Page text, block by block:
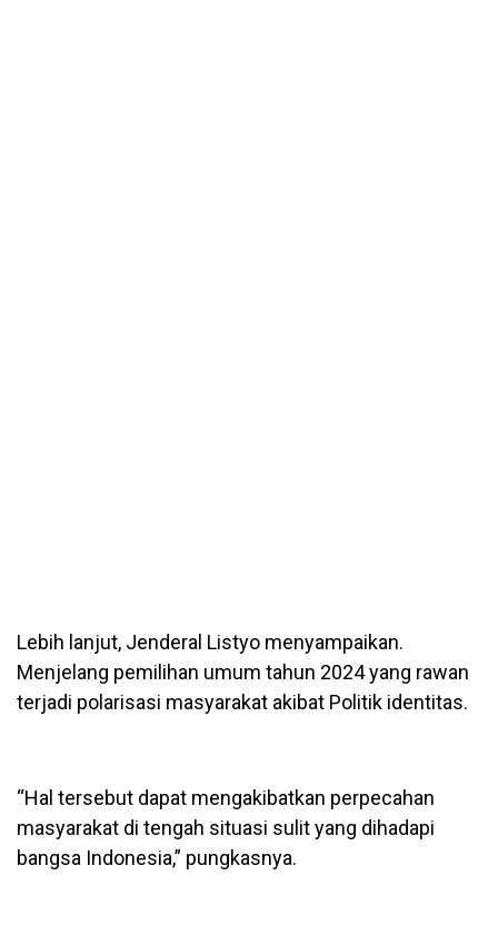
Lebih lanjut, Jenderal Listyo menyampaikan.
Menjelang pemilihan umum tahun 2024 yang rawan
terjadi polarisasi masyarakat akibat Politik identitas.
“Hal tersebut dapat mengakibatkan perpecahan
masyarakat di tengah situasi sulit yang dihadapi
bangsa Indonesia,” pungkasnya.